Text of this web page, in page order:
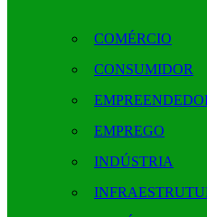
COMÉRCIO
CONSUMIDOR
EMPREGO
INDÚSTRIA